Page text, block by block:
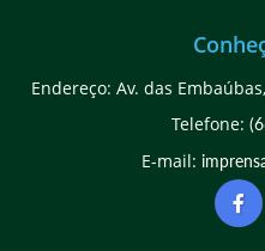
Endereço: Av. das
Telefone:
E-mail: